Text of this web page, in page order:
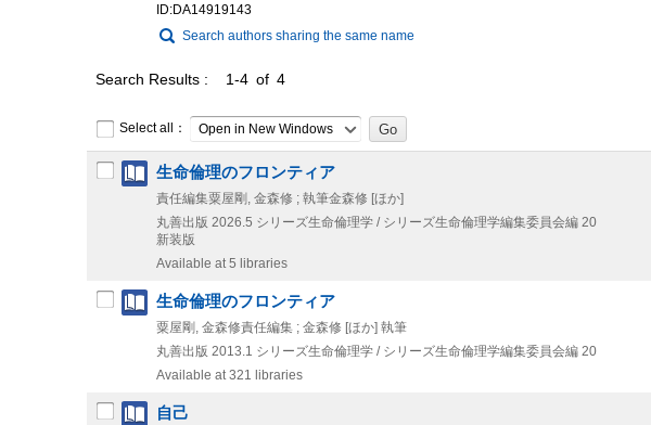
ID:DA14919143
Search authors sharing the same name
Search Results 1-4 of 4
Select all： Open in New Windows
生命倫理のフロンティア
責任編集粟屋剛, 金森修 ; 執筆金森修 [ほか]
丸善出版 2026.5 シリーズ生命倫理学 / シリーズ生命倫理学編集委員会編 20
新装版
Available at 5 libraries
生命倫理のフロンティア
粟屋剛, 金森修責任編集 ; 金森修 [ほか] 執筆
丸善出版 2013.1 シリーズ生命倫理学 / シリーズ生命倫理学編集委員会編 20
Available at 321 libraries
自己